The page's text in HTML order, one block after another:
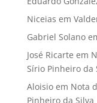
Niceias em
Gabriel Solano
José Ricarte em
Sírio Pinheiro da
Aloisioem Nota
Pinheiro da Silva